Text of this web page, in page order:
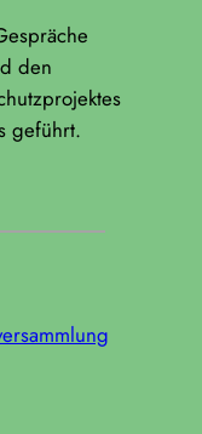
den
geführt.